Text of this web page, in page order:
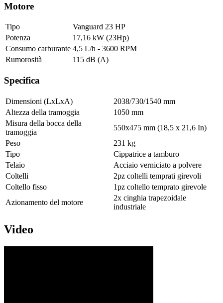
Motore
Tipo
Vanguard 23 HP
Potenza
17,16 kW (23Hp)
Consumo carburante 4,5 L/h - 3600 RPM
Rumorosità
115 dB (A)
Specifica
Dimensioni (LxLxA)
2038/730/1540 mm
Altezza della tramoggia
1050 mm
Misura della bocca della
tramoggia
550x475 mm (18,5 x 21,6 In)
Peso
231 kg
Tipo
Cippatrice a tamburo
Telaio
Acciaio verniciato a polvere
Coltelli
2pz coltelli temprati girevoli
Coltello fisso
1pz coltello temprato girevole
Azionamento del motore
2x cinghia trapezoidale
industriale
Video